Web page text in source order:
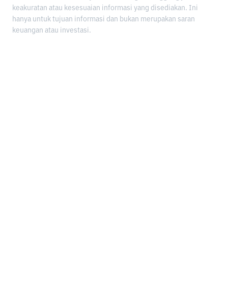
keakuratan atau kesesuaian informasi yang disediakan. Ini
hanya untuk tujuan informasi dan bukan merupakan saran
keuangan atau investasi.